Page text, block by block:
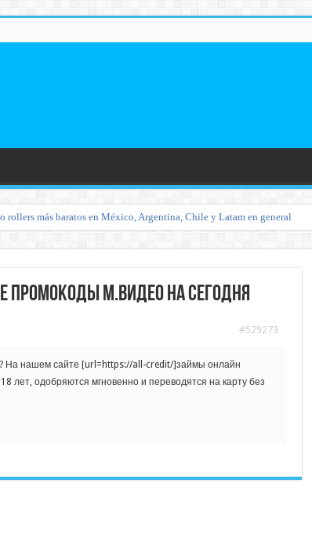
rollers más baratos en México, Argentina, Chile y Latam en general
промокоды М.Видео на сегодня
#529273
На нашем сайте [url=https://all-credit/]займы онлайн
лет, одобряются мгновенно и переводятся на карту без